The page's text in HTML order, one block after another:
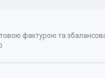
фактурою та